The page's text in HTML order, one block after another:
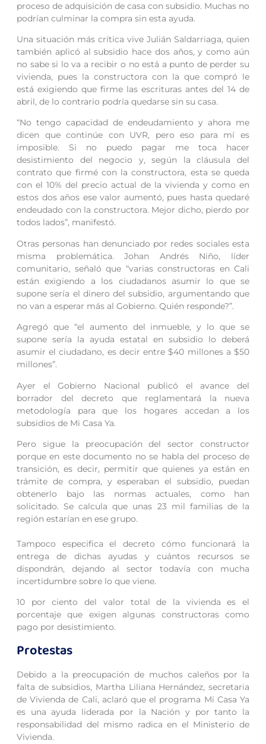
proceso de adquisición de casa con subsidio. Muchas no
podrían culminar la compra sin esta ayuda.
Una situación más crítica vive Julián Saldarriaga, quien
también aplicó al subsidio hace dos años, y como aún
no sabe si lo va a recibir o no está a punto de perder su
vivienda, pues la constructora con la que compró le
está exigiendo que firme las escrituras antes del 14 de
abril, de lo contrario podría quedarse sin su casa.
“No tengo capacidad de endeudamiento y ahora me
dicen que continúe con UVR, pero eso para mí es
imposible. Si no puedo pagar me toca hacer
desistimiento del negocio y, según la cláusula del
contrato que firmé con la constructora, esta se queda
con el 10% del precio actual de la vivienda y como en
estos dos años ese valor aumentó, pues hasta quedaré
endeudado con la constructora. Mejor dicho, pierdo por
todos lados”, manifestó.
Otras personas han denunciado por redes sociales esta
misma problemática. Johan Andrés Niño, líder
comunitario, señaló que “varias constructoras en Cali
están exigiendo a los ciudadanos asumir lo que se
supone sería el dinero del subsidio, argumentando que
no van a esperar más al Gobierno. Quién responde?”.
Agregó que “el aumento del inmueble, y lo que se
supone sería la ayuda estatal en subsidio lo deberá
asumir el ciudadano, es decir entre $40 millones a $50
millones”.
Ayer el Gobierno Nacional publicó el avance del
borrador del decreto que reglamentará la nueva
metodología para que los hogares accedan a los
subsidios de Mi Casa Ya.
Pero sigue la preocupación del sector constructor
porque en este documento no se habla del proceso de
transición, es decir, permitir que quienes ya están en
trámite de compra, y esperaban el subsidio, puedan
obtenerlo bajo las normas actuales, como han
solicitado. Se calcula que unas 23 mil familias de la
región estarían en ese grupo.
Tampoco especifica el decreto cómo funcionará la
entrega de dichas ayudas y cuántos recursos se
dispondrán, dejando al sector todavía con mucha
incertidumbre sobre lo que viene.
10 por ciento del valor total de la vivienda es el
porcentaje que exigen algunas constructoras como
pago por desistimiento.
Protestas
Debido a la preocupación de muchos caleños por la
falta de subsidios, Martha Liliana Hernández, secretaria
de Vivienda de Cali, aclaró que el programa Mi Casa Ya
es una ayuda liderada por la Nación y por tanto la
responsabilidad del mismo radica en el Ministerio de
Vivienda.